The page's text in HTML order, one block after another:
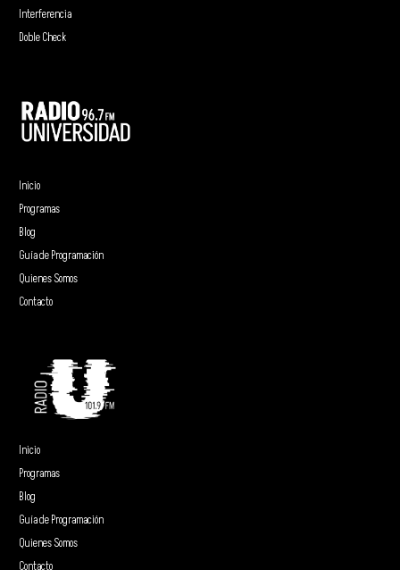
Interferencia
Doble Check
Inicio
Programas
Blog
Guía de Programación
Quienes Somos
Contacto
Inicio
Programas
Blog
Guía de Programación
Quienes Somos
Contacto